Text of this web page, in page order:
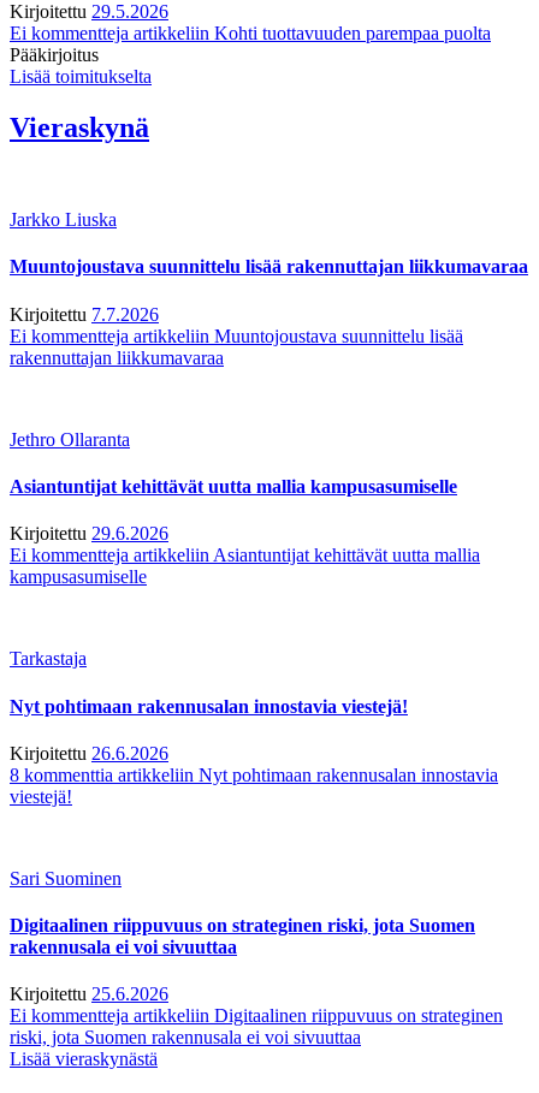
Kirjoitettu 29.5.2026
Ei kommentteja artikkeliin Kohti tuottavuuden parempaa puolta
Pääkirjoitus
Lisää toimitukselta
Vieraskynä
Jarkko Liuska
Muuntojoustava suunnittelu lisää rakennuttajan liikkumavaraa
Kirjoitettu 7.7.2026
Ei kommentteja artikkeliin Muuntojoustava suunnittelu lisää
rakennuttajan liikkumavaraa
Jethro Ollaranta
Asiantuntijat kehittävät uutta mallia kampusasumiselle
Kirjoitettu 29.6.2026
Ei kommentteja artikkeliin Asiantuntijat kehittävät uutta mallia
kampusasumiselle
Tarkastaja
Nyt pohtimaan rakennusalan innostavia viestejä!
Kirjoitettu 26.6.2026
8 kommenttia artikkeliin Nyt pohtimaan rakennusalan innostavia
viestejä!
Sari Suominen
Digitaalinen riippuvuus on strateginen riski, jota Suomen
rakennusala ei voi sivuuttaa
Kirjoitettu 25.6.2026
Ei kommentteja artikkeliin Digitaalinen riippuvuus on strateginen
riski, jota Suomen rakennusala ei voi sivuuttaa
Lisää vieraskynästä